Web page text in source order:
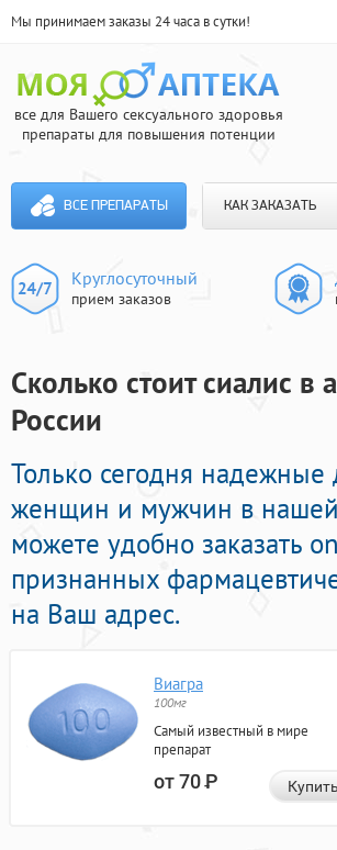
Мы принимаем заказы 24 часа в сутки!
все для Вашего сексуального здоровья
препараты для повышения потенции
ВСЕ ПРЕПАРАТЫ КАК ЗАКАЗАТЬ
Круглосуточный
прием заказов
Сколько стоит сиалис в
России
Только сегодня
женщин и мужчин в нашей
можете удобно заказать
признанных
на Ваш адрес.
Виагра
100мг
Самый известный в мире
препарат
от 70Р Купить